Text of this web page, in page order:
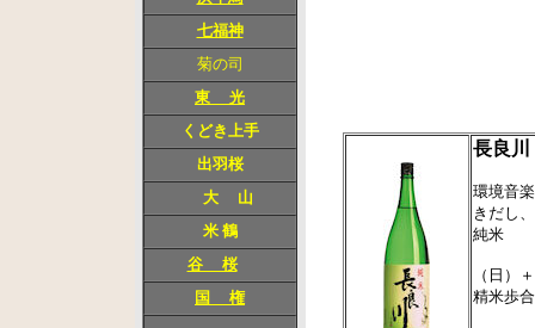
七福神
菊の司
東 光
くどき上手
出羽桜
大 山
米 鶴
谷 桜
国 権
長良
環境音
きだし
純米
（日
精米歩